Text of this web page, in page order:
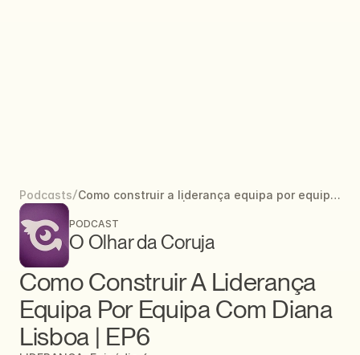
Podcasts/Como construir a liderança equipa por equipa
PODCAST
O Olhar da Coruja
Como Construir A Liderança
Equipa Por Equipa Com Diana
Lisboa | EP6